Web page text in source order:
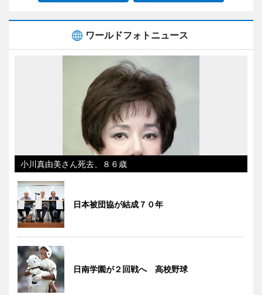
ワールドフォトニュース
小川真由美さん死去、８６歳
日本被団協が結成７０年
日南学園が２回戦へ 高校野球